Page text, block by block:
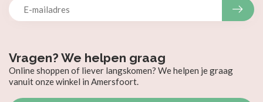
Vragen? We helpen graag
Online shoppen of liever langskomen? We helpen je graag
vanuit onze winkel in Amersfoort.